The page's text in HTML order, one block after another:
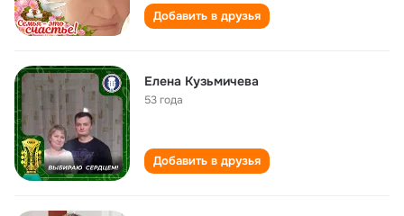
Добавить в друзья
Елена Кузьмичева
53 года
Добавить в друзья